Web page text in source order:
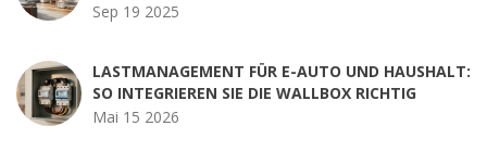
Sep 19 2025
LASTMANAGEMENT FÜR E-AUTO UND HAUSHALT:
SO INTEGRIEREN SIE DIE WALLBOX RICHTIG
Mai 15 2026